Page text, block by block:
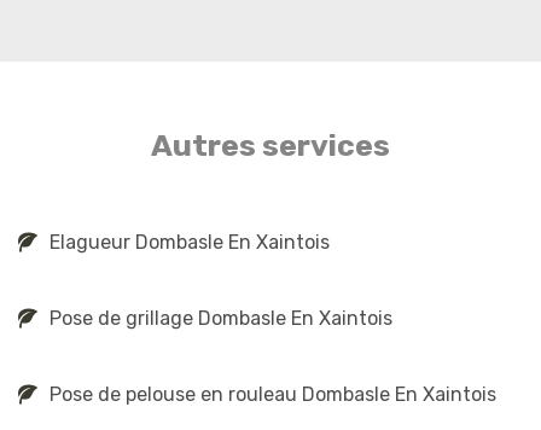
Autres services
Elagueur Dombasle En Xaintois
Pose de grillage Dombasle En Xaintois
Pose de pelouse en rouleau Dombasle En Xaintois